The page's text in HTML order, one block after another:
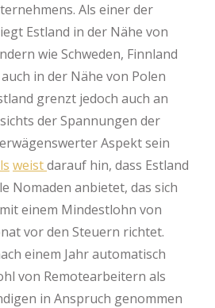
Als einer der
Estland in der Nähe von
wie Schweden, Finnland
in der Nähe von Polen
grenzt jedoch auch an
der Spannungen der
Aspekt sein
weistdarauf hin, dass Estland
Nomaden anbietet, das sich
einem Mindestlohn von
vor den Steuern richtet.
einem Jahr automatisch
von Remotearbeitern als
in Anspruch genommen